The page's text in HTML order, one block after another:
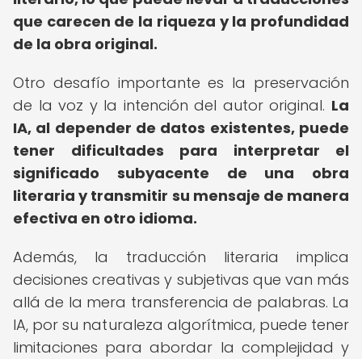
que carecen de la riqueza y la profundidad
de la obra original.
Otro desafío importante es la preservación
de la voz y la intención del autor original. La
IA, al depender de datos existentes, puede
tener dificultades para interpretar el
significado subyacente de una obra
literaria y transmitir su mensaje de manera
efectiva en otro idioma.
Además, la traducción literaria implica
decisiones creativas y subjetivas que van más
allá de la mera transferencia de palabras. La
IA, por su naturaleza algorítmica, puede tener
limitaciones para abordar la complejidad y